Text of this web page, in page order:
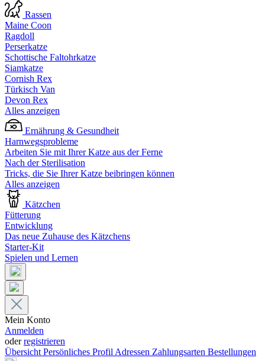
Rassen
Maine Coon
Ragdoll
Perserkatze
Schottische Faltohrkatze
Siamkatze
Cornish Rex
Türkisch Van
Devon Rex
Alles anzeigen
Ernährung & Gesundheit
Harnwegsprobleme
Arbeiten Sie mit Ihrer Katze aus der Ferne
Nach der Sterilisation
Tricks, die Sie Ihrer Katze beibringen können
Alles anzeigen
Kätzchen
Fütterung
Entwicklung
Das neue Zuhause des Kätzchens
Starter-Kit
Spielen und Lernen
Mein Konto
Anmelden
oderregistrieren
Übersicht Persönliches Profil Adressen Zahlungsarten Bestellungen